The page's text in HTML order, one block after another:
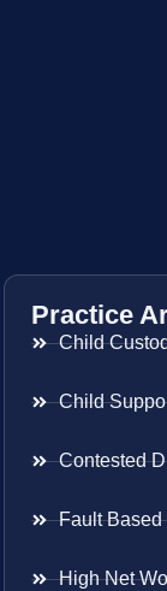
Practice
Child
Child
Contested
Fault Based
High Net